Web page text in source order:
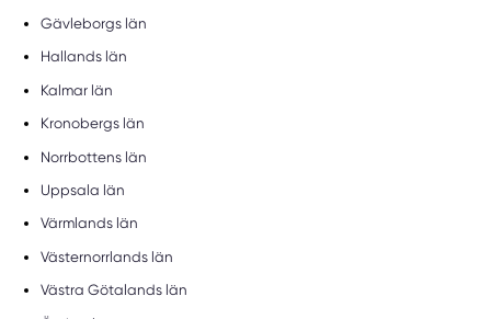
Gävleborgs län
Hallands län
Kalmar län
Kronobergs län
Norrbottens län
Uppsala län
Värmlands län
Västernorrlands län
Västra Götalands län